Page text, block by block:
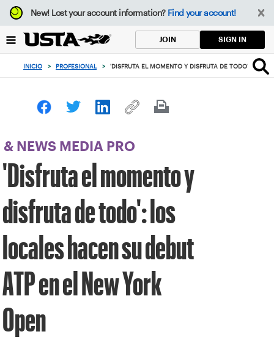
Enfoque
desde
botón
volver
principio
New!Lost your account information? Find your account!
JOIN SIGN IN
INICIO > PROFESIONAL > 'DISFRUTA EL MOMENTO Y DISFRUTA DE TODO': LOS
& NEWS MEDIA PRO
'Disfruta el momento y
disfruta de todo': los
locales hacen su debut
ATP en el New York
Open